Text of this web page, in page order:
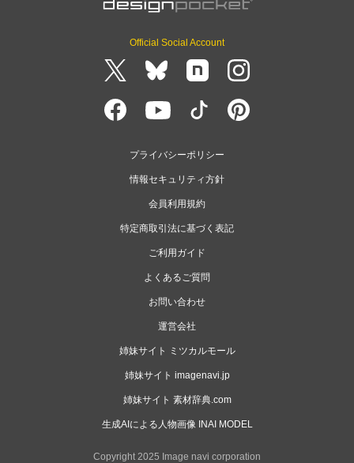
Official Social Account
プライバシーポリシー
情報セキュリティ方針
会員利用規約
特定商取引法に基づく表記
ご利用ガイド
よくあるご質問
お問い合わせ
運営会社
姉妹サイト ミツカルモール
姉妹サイト imagenavi.jp
姉妹サイト 素材辞典.com
生成AIによる人物画像 INAI MODEL
Copyright 2025 Image navi corporation